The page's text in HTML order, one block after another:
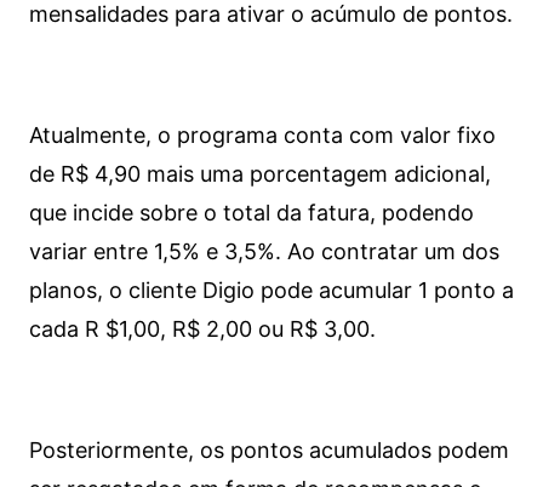
mensalidades para ativar o acúmulo de pontos.
Atualmente, o programa conta com valor fixo
de R$ 4,90 mais uma porcentagem adicional,
que incide sobre o total da fatura, podendo
variar entre 1,5% e 3,5%. Ao contratar um dos
planos, o cliente Digio pode acumular 1 ponto a
cada R $1,00, R$ 2,00 ou R$ 3,00.
Posteriormente, os pontos acumulados podem